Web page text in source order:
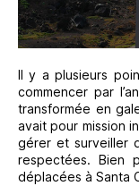
Il y a plusieurs
commencer par
transformée en
avait pour mission
gérer et surveiller
respectées. Bien
déplacées à Santa